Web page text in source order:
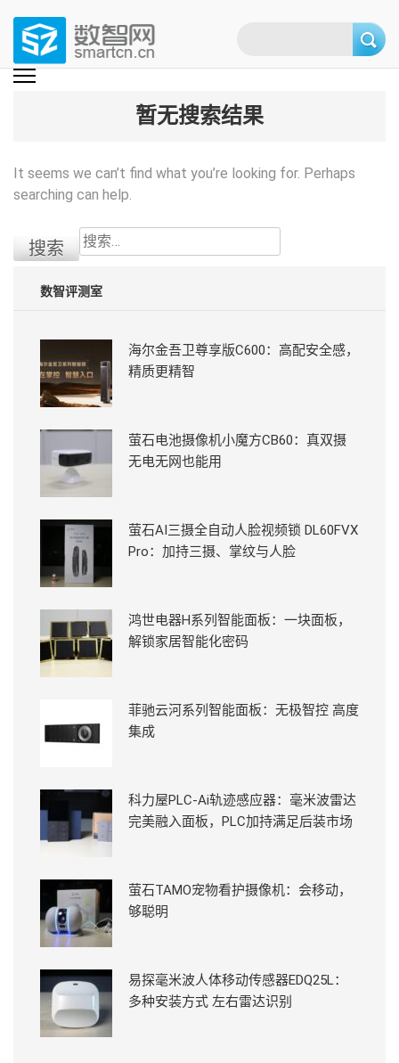
content
(Press
数智网
智能家居第一资讯门户 | 智能家居系统，智能家居产品，智能家居解决方
暂无搜索结果
It seems we can’t find what you’re looking for. Perhaps
searching can help.
搜
索：
数智评测室
海尔金吾卫尊享版C600：高配安全感，
精质更精智
萤石电池摄像机小魔方CB60：真双摄
无电无网也能用
萤石AI三摄全自动人脸视频锁 DL60FVX
Pro：加持三摄、掌纹与人脸
鸿世电器H系列智能面板：一块面板，
解锁家居智能化密码
菲驰云河系列智能面板：无极智控 高度
集成
科力屋PLC-Ai轨迹感应器：毫米波雷达
完美融入面板，PLC加持满足后装市场
萤石TAMO宠物看护摄像机：会移动，
够聪明
易探毫米波人体移动传感器EDQ25L：
多种安装方式 左右雷达识别